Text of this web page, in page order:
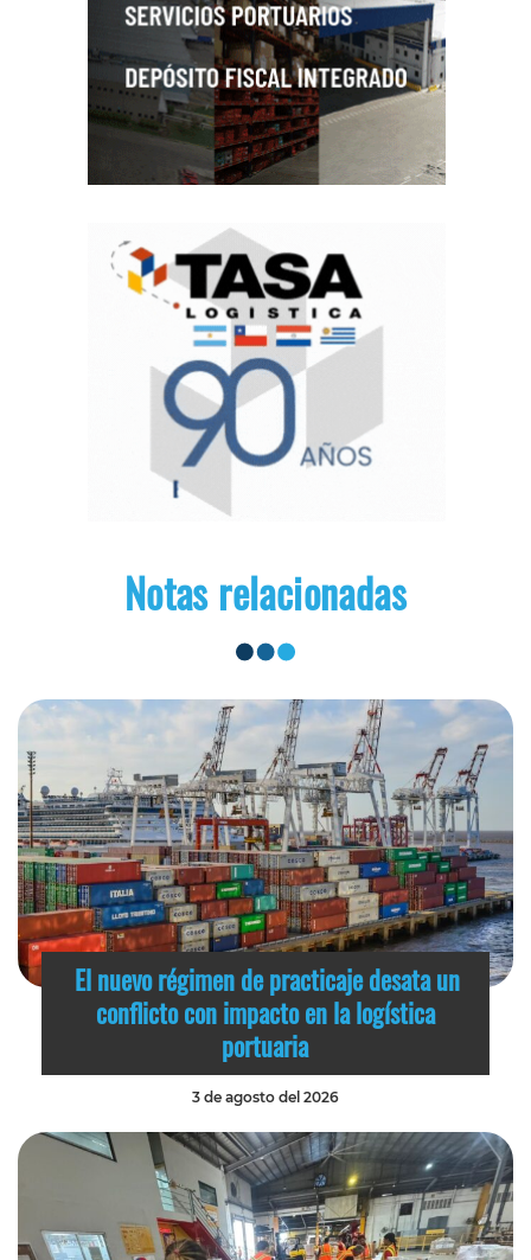
Notas relacionadas
El nuevo régimen de practicaje desata un
conflicto con impacto en la logística
portuaria
3 de agosto del 2026